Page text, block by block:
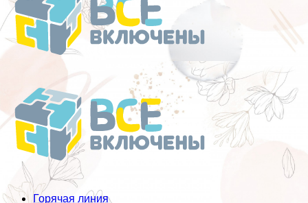
Горячая линия